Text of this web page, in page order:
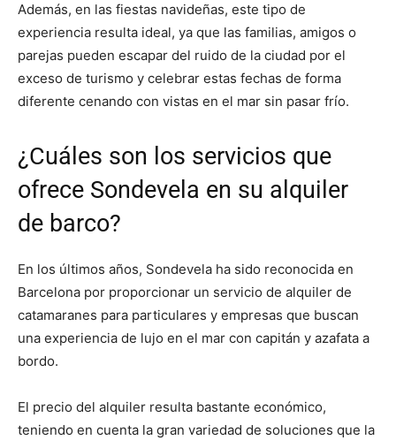
Además, en las fiestas navideñas, este tipo de
experiencia resulta ideal, ya que las familias, amigos o
parejas pueden escapar del ruido de la ciudad por el
exceso de turismo y celebrar estas fechas de forma
diferente cenando con vistas en el mar sin pasar frío.
¿Cuáles son los servicios que
ofrece Sondevela en su alquiler
de barco?
En los últimos años, Sondevela ha sido reconocida en
Barcelona por proporcionar un servicio de alquiler de
catamaranes para particulares y empresas que buscan
una experiencia de lujo en el mar con capitán y azafata a
bordo.
El precio del alquiler resulta bastante económico,
teniendo en cuenta la gran variedad de soluciones que la